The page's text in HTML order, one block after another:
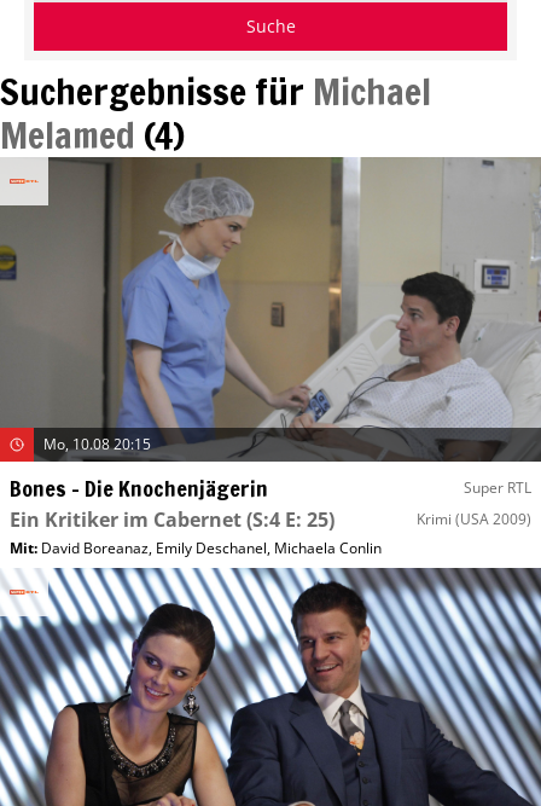
Suchergebnisse für Michael
Melamed (4)
Mo, 10.08 20:15
Bones – Die Knochenjägerin Super RTL
Ein Kritiker im Cabernet(S:4 E: 25) Krimi (USA 2009)
Mit: David Boreanaz, Emily Deschanel, Michaela Conlin
Suche